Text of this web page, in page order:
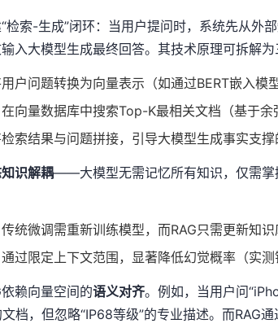
检索-生成”闭环：当用户提问时，系统先从外
入大模型生成最终回答。其技术原理可拆解为
户问题转换为向量表示（如通过BERT嵌入模型
在向量数据库中搜索Top-K最相关文档（基于余
检索结果与问题拼接，引导大模型生成事实支
识解耦——大模型无需记忆所有知识，仅需掌
传统微调需重新训练模型，而RAG只需更新知识
通过限定上下文范围，显著降低幻觉概率（实测
赖向量空间的语义对齐。例如，当用户问
档，但忽略“IP68等级”的专业描述。而RAG